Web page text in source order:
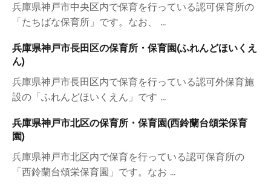
兵庫県神戸市中央区内で保育を行っている認可保育所の
「たちばな保育所」です。なお、 ...
兵庫県神戸市長田区の保育所・保育園(ふれんどほいくえ
ん)
兵庫県神戸市長田区内で保育を行っている認可外保育施
設の「ふれんどほいくえん」です ...
兵庫県神戸市北区の保育所・保育園(西鈴蘭台頌栄保育
園)
兵庫県神戸市北区内で保育を行っている認可保育所の
「西鈴蘭台頌栄保育園」です。なお ...